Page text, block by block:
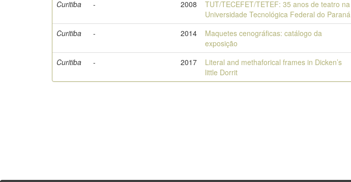
Curitiba - 2008
TUT/TECEFET/TETEF: 35 anos de teatro na
Universidade Tecnológica Federal do Paraná
Curitiba - 2014
Maquetes cenográficas: catálogo da
exposição
Curitiba - 2017
Literal and methaforical frames in Dicken’s
little Dorrit